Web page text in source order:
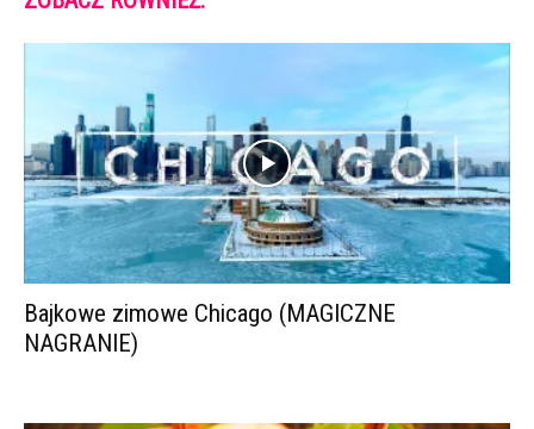
Bajkowe zimowe Chicago (MAGICZNE
NAGRANIE)